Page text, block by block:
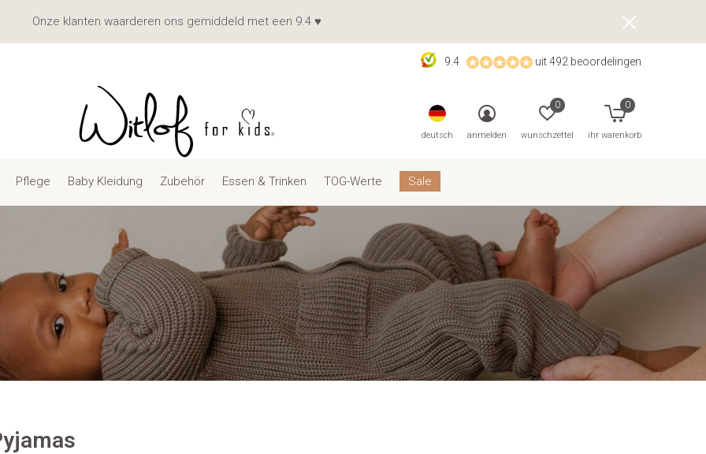
Pflege Baby Kleidung Zubehör Essen & Trinken TOG-Werte Sale
deutsch anmelden wunschzettel
0
ihr warenkorb
0
9.4 uit 492 beoordelingen
Onze klanten waarderen ons gemiddeld met een 9.4 ♥